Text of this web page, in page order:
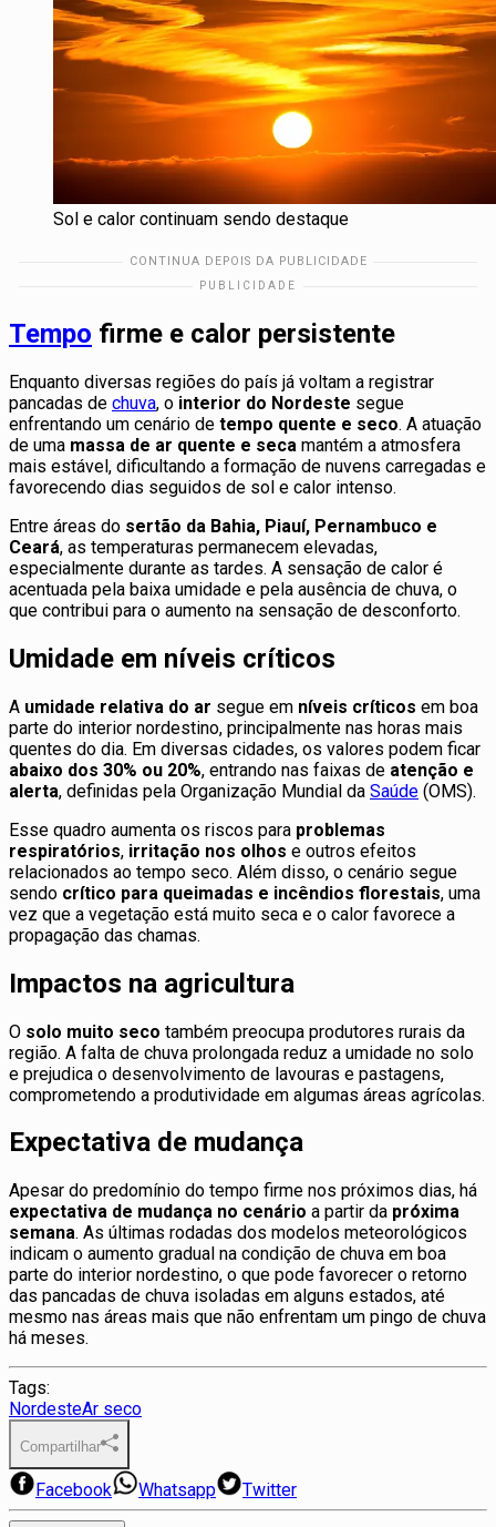
Sol e calor continuam sendo destaque
Tempo firme e calor persistente
Enquanto diversas regiões do país já voltam a registrar
pancadas de chuva, o interior do Nordeste segue
enfrentando um cenário de tempo quente e seco. A atuação
de uma massa de ar quente e seca mantém a atmosfera
mais estável, dificultando a formação de nuvens carregadas e
favorecendo dias seguidos de sol e calor intenso.
Entre áreas do sertão da Bahia, Piauí, Pernambuco e
Ceará, as temperaturas permanecem elevadas,
especialmente durante as tardes. A sensação de calor é
acentuada pela baixa umidade e pela ausência de chuva, o
que contribui para o aumento na sensação de desconforto.
Umidade em níveis críticos
A umidade relativa do ar segue em níveis críticos em boa
parte do interior nordestino, principalmente nas horas mais
quentes do dia. Em diversas cidades, os valores podem ficar
abaixo dos 30% ou 20%, entrando nas faixas de atenção e
alerta, definidas pela Organização Mundial da Saúde (OMS).
Esse quadro aumenta os riscos para problemas
respiratórios, irritação nos olhos e outros efeitos
relacionados ao tempo seco. Além disso, o cenário segue
sendo crítico para queimadas e incêndios florestais, uma
vez que a vegetação está muito seca e o calor favorece a
propagação das chamas.
Impactos na agricultura
O solo muito seco também preocupa produtores rurais da
região. A falta de chuva prolongada reduz a umidade no solo
e prejudica o desenvolvimento de lavouras e pastagens,
comprometendo a produtividade em algumas áreas agrícolas.
Expectativa de mudança
Apesar do predomínio do tempo firme nos próximos dias, há
expectativa de mudança no cenário a partir da próxima
semana. As últimas rodadas dos modelos meteorológicos
indicam o aumento gradual na condição de chuva em boa
parte do interior nordestino, o que pode favorecer o retorno
das pancadas de chuva isoladas em alguns estados, até
mesmo nas áreas mais que não enfrentam um pingo de chuva
há meses.
Tags:
NordesteAr seco
Compartilhar
Facebook Whatsapp Twitter